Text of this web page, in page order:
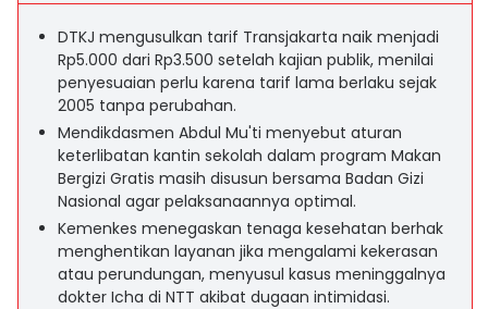
DTKJ mengusulkan tarif Transjakarta naik menjadi
Rp5.000 dari Rp3.500 setelah kajian publik, menilai
penyesuaian perlu karena tarif lama berlaku sejak
2005 tanpa perubahan.
Mendikdasmen Abdul Mu'ti menyebut aturan
keterlibatan kantin sekolah dalam program Makan
Bergizi Gratis masih disusun bersama Badan Gizi
Nasional agar pelaksanaannya optimal.
Kemenkes menegaskan tenaga kesehatan berhak
menghentikan layanan jika mengalami kekerasan
atau perundungan, menyusul kasus meninggalnya
dokter Icha di NTT akibat dugaan intimidasi.